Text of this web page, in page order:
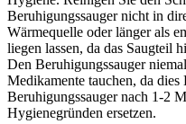
Beruhigungssauger nicht in
Wärmequelle oder länger als
liegen lassen, da das Saugteil
Den Beruhigungssauger
Medikamente tauchen, da
Beruhigungssauger nach 1-2
Hygienegründen ersetzen.